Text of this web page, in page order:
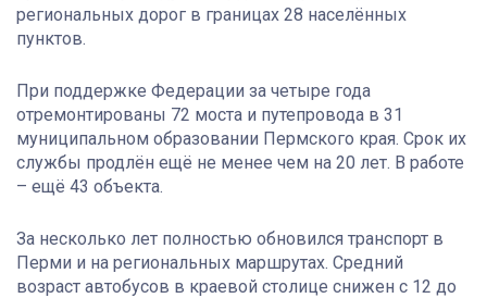
региональных дорог в границах 28 населённых
пунктов.
При поддержке Федерации за четыре года
отремонтированы 72 моста и путепровода в 31
муниципальном образовании Пермского края. Срок их
службы продлён ещё не менее чем на 20 лет. В работе
– ещё 43 объекта.
За несколько лет полностью обновился транспорт в
Перми и на региональных маршрутах. Средний
возраст автобусов в краевой столице снижен с 12 до